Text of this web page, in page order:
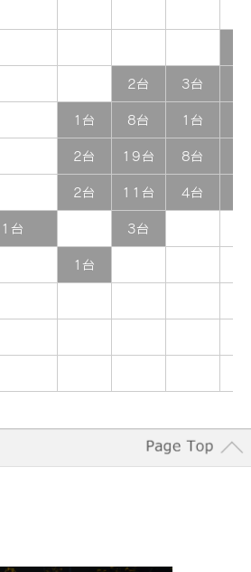
2台 3台
1台 8台 1台
2台 19台 8台
2台 11台 4台
1台 3台
1台